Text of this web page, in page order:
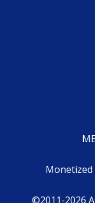
Monetized
©2011-2026